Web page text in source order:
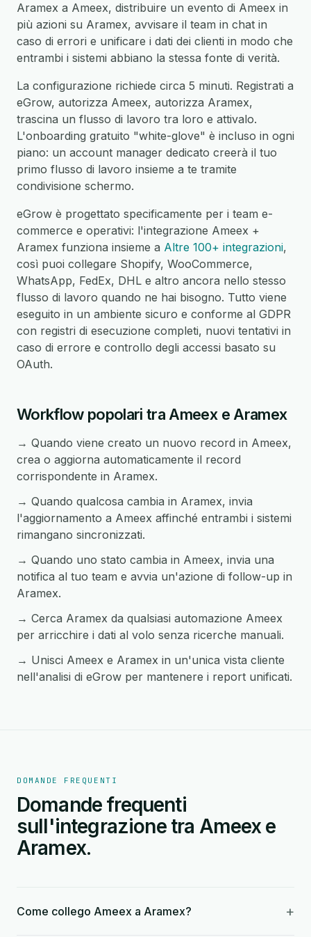
Aramex a Ameex, distribuire un evento di Ameex in
più azioni su Aramex, avvisare il team in chat in
caso di errori e unificare i dati dei clienti in modo che
entrambi i sistemi abbiano la stessa fonte di verità.
La configurazione richiede circa 5 minuti. Registrati a
eGrow, autorizza Ameex, autorizza Aramex,
trascina un flusso di lavoro tra loro e attivalo.
L'onboarding gratuito "white-glove" è incluso in ogni
piano: un account manager dedicato creerà il tuo
primo flusso di lavoro insieme a te tramite
condivisione schermo.
eGrow è progettato specificamente per i team e-
commerce e operativi: l'integrazione Ameex +
Aramex funziona insieme a Altre 100+ integrazioni,
così puoi collegare Shopify, WooCommerce,
WhatsApp, FedEx, DHL e altro ancora nello stesso
flusso di lavoro quando ne hai bisogno. Tutto viene
eseguito in un ambiente sicuro e conforme al GDPR
con registri di esecuzione completi, nuovi tentativi in
caso di errore e controllo degli accessi basato su
OAuth.
Workflow popolari tra Ameex e Aramex
→ Quando viene creato un nuovo record in Ameex,
crea o aggiorna automaticamente il record
corrispondente in Aramex.
→ Quando qualcosa cambia in Aramex, invia
l'aggiornamento a Ameex affinché entrambi i sistemi
rimangano sincronizzati.
→ Quando uno stato cambia in Ameex, invia una
notifica al tuo team e avvia un'azione di follow-up in
Aramex.
→ Cerca Aramex da qualsiasi automazione Ameex
per arricchire i dati al volo senza ricerche manuali.
→ Unisci Ameex e Aramex in un'unica vista cliente
nell'analisi di eGrow per mantenere i report unificati.
DOMANDE FREQUENTI
Domande frequenti
sull'integrazione tra Ameex e
Aramex.
Come collego Ameex a Aramex? +